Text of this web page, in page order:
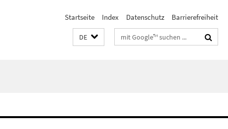
Startseite Index Datenschutz Barrierefreiheit
DE Suchbegriffe